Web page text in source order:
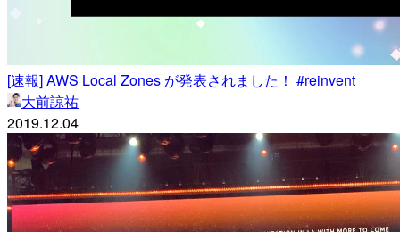
[速報] AWS Local Zones が発表されました！ #reinvent
大前諒祐
2019.12.04